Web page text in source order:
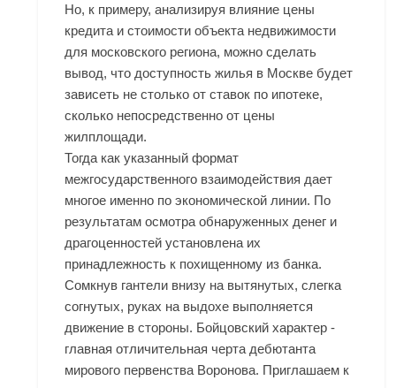
Но, к примеру, анализируя влияние цены
кредита и стоимости объекта недвижимости
для московского региона, можно сделать
вывод, что доступность жилья в Москве будет
зависеть не столько от ставок по ипотеке,
сколько непосредственно от цены
жилплощади.
Тогда как указанный формат
межгосударственного взаимодействия дает
многое именно по экономической линии. По
результатам осмотра обнаруженных денег и
драгоценностей установлена их
принадлежность к похищенному из банка.
Сомкнув гантели внизу на вытянутых, слегка
согнутых, руках на выдохе выполняется
движение в стороны. Бойцовский характер -
главная отличительная черта дебютанта
мирового первенства Воронова. Приглашаем к